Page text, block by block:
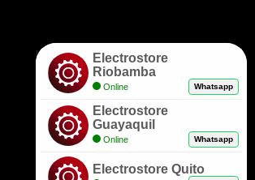
Enlaces
Políticas de Garantía
Envíos y Entregas
Formas de Pago
Electrostore
Riobamba
Online Whatsapp
Electrostore
Guayaquil
Online Whatsapp
Electrostore Quito